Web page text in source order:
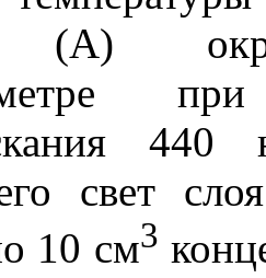
(А)
свет
10 см3